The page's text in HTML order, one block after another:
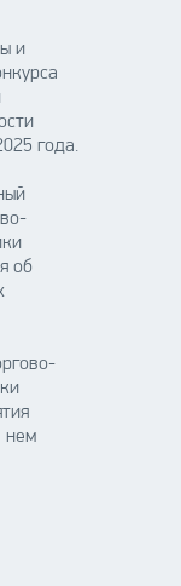
и
года.
об
нем